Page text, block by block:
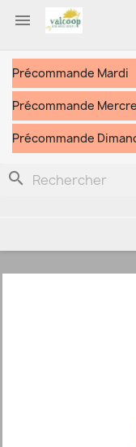

Précommande Mardi
Précommande
Précommande
search